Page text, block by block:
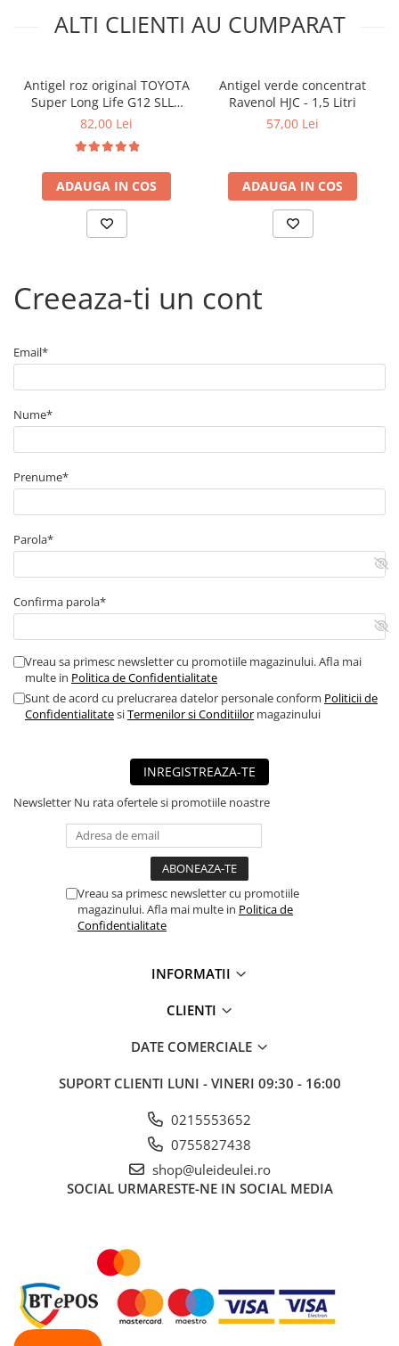
Caracteristici : RAVENOL LTC Lobrid Technology Coolant
Concentrate ofera:
buna pentru toate metalele si aliajele din metale folosite in
sistemele de racire , incluzand aluminiul
Alcalinitate buna
Previne sedimentarea si spumarea in sistemele de racire
Compatibil cu elastomerii folositi in radiatoarele auomobilelor
ALTI CLIENTI AU CUMPARAT
Antigel roz original TOYOTA
Super Long Life G12 SLLC
0888980150 - 1 Litru
82,00 Lei
ADAUGA IN COS
Antigel verde concentrat
Ravenol HJC - 1,5 Litri
57,00 Lei
ADAUGA IN COS
Creeaza-ti un cont
Email*
Nume*
Prenume*
Parola*
Confirma parola*
Vreau sa primesc newsletter cu promotiile magazinului. Afla mai
multe in Politica de Confidentialitate
Sunt de acord cu prelucrarea datelor personale conform Politicii de
ConfidentialitatesiTermenilor si Conditiilor magazinului
INREGISTREAZA-TE
Newsletter Nu rata ofertele si promotiile noastre
Vreau sa primesc newsletter cu promotiile
magazinului. Afla mai multe in Politica de
Confidentialitate
INFORMATII
CLIENTI
DATE COMERCIALE
SUPORT CLIENTI LUNI - VINERI 09:30 - 16:00
0215553652
0755827438
shop@uleideulei.ro
SOCIAL URMARESTE-NE IN SOCIAL MEDIA